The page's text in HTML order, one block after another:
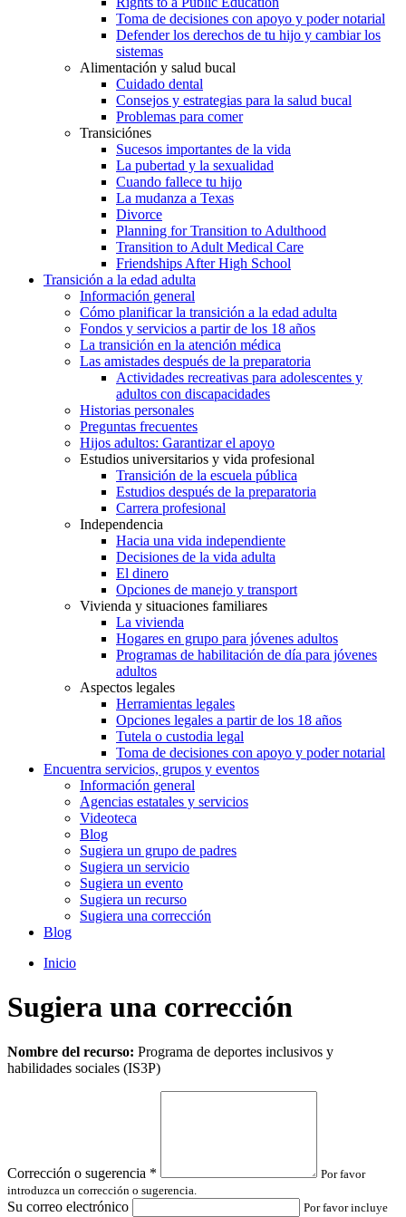
Toma de decisiones con apoyo y poder notarial
Defender los derechos de tu hijo y cambiar los
sistemas
Alimentación y salud bucal
Cuidado dental
Consejos y estrategias para la salud bucal
Problemas para comer
Transiciónes
Sucesos importantes de la vida
La pubertad y la sexualidad
Cuando fallece tu hijo
La mudanza a Texas
Divorce
Planning for Transition to Adulthood
Transition to Adult Medical Care
Friendships After High School
Transición a la edad adulta
Información general
Cómo planificar la transición a la edad adulta
Fondos y servicios a partir de los 18 años
La transición en la atención médica
Las amistades después de la preparatoria
Actividades recreativas para adolescentes y
adultos con discapacidades
Historias personales
Preguntas frecuentes
Hijos adultos: Garantizar el apoyo
Estudios universitarios y vida profesional
Transición de la escuela pública
Estudios después de la preparatoria
Carrera profesional
Independencia
Hacia una vida independiente
Decisiones de la vida adulta
El dinero
Opciones de manejo y transport
Vivienda y situaciones familiares
La vivienda
Hogares en grupo para jóvenes adultos
Programas de habilitación de día para jóvenes
adultos
Aspectos legales
Herramientas legales
Opciones legales a partir de los 18 años
Tutela o custodia legal
Toma de decisiones con apoyo y poder notarial
Encuentra servicios, grupos y eventos
Información general
Agencias estatales y servicios
Videoteca
Blog
Sugiera un grupo de padres
Sugiera un servicio
Sugiera un evento
Sugiera un recurso
Sugiera una corrección
Blog
Inicio
Sugiera una corrección
Leave
this
Nombre del recurso: Programa de deportes inclusivos y
habilidades sociales (IS3P)
Corrección o sugerencia *
Por favor
introduzca un corrección o sugerencia.
Su correo electrónico
Por favor incluye